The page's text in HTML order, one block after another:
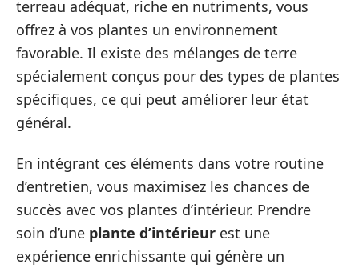
terreau adéquat, riche en nutriments, vous
offrez à vos plantes un environnement
favorable. Il existe des mélanges de terre
spécialement conçus pour des types de plantes
spécifiques, ce qui peut améliorer leur état
général.
En intégrant ces éléments dans votre routine
d’entretien, vous maximisez les chances de
succès avec vos plantes d’intérieur. Prendre
soin d’une plante d’intérieur est une
expérience enrichissante qui génère un